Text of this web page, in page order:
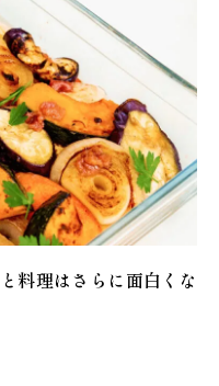
料理はさらに面白くな